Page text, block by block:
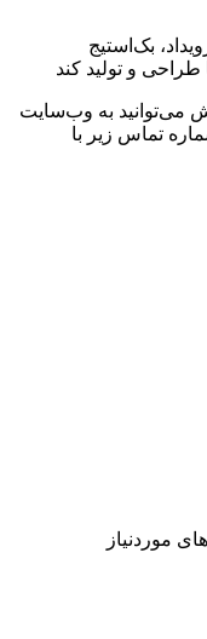
بک‌استیج
و تولید کند
می‌توانید به وب‌سایت
تماس زیر با
موردنیاز